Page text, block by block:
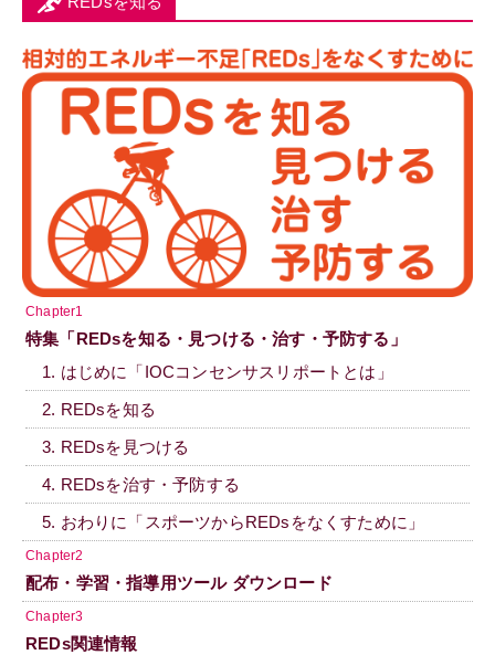
Chapter1
特集「REDsを知る・見つける・治す・予防する」
1. はじめに「IOCコンセンサスリポートとは」
2. REDsを知る
3. REDsを見つける
4. REDsを治す・予防する
5. おわりに「スポーツからREDsをなくすために」
Chapter2
配布・学習・指導用ツール ダウンロード
Chapter3
REDs関連情報